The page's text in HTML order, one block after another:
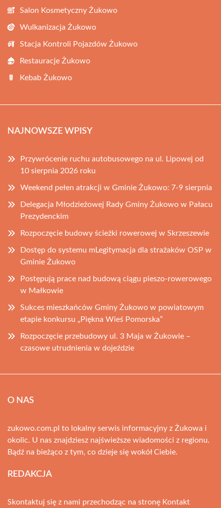
Salon Kosmetyczny Żukowo
Wulkanizacja Żukowo
Stacja Kontroli Pojazdów Żukowo
Restauracje Żukowo
Kebab Żukowo
NAJNOWSZE WPISY
Przywrócenie ruchu autobusowego na ul. Lipowej od
10 sierpnia 2026 roku
Weekend pełen atrakcji w Gminie Żukowo: 7-9 sierpnia
Delegacja Młodzieżowej Rady Gminy Żukowo w Pałacu
Prezydenckim
Rozpoczęcie budowy ścieżki rowerowej w Skrzeszewie
Dostęp do systemu mLegitymacja dla strażaków OSP w
Gminie Żukowo
Postępują prace nad budową ciągu pieszo-rowerowego
w Małkowie
Sukces mieszkańców Gminy Żukowo w powiatowym
etapie konkursu „Piękna Wieś Pomorska”
Rozpoczęcie przebudowy ul. 3 Maja w Żukowie –
czasowe utrudnienia w dojeździe
O NAS
zukowo.com.pl to lokalny serwis informacyjny z Żukowa i
okolic. U nas znajdziesz najświeższe wiadomości z regionu.
Bądź na bieżąco z tym, co dzieje się wokół Ciebie.
REDAKCJA
Skontaktuj się z nami przechodząc na stronę Kontakt